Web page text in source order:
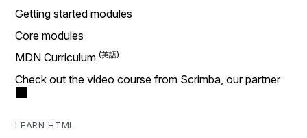
Getting started modules
Core modules
MDN Curriculum
Check out the video course from Scrimba, our partner
LEARN HTML